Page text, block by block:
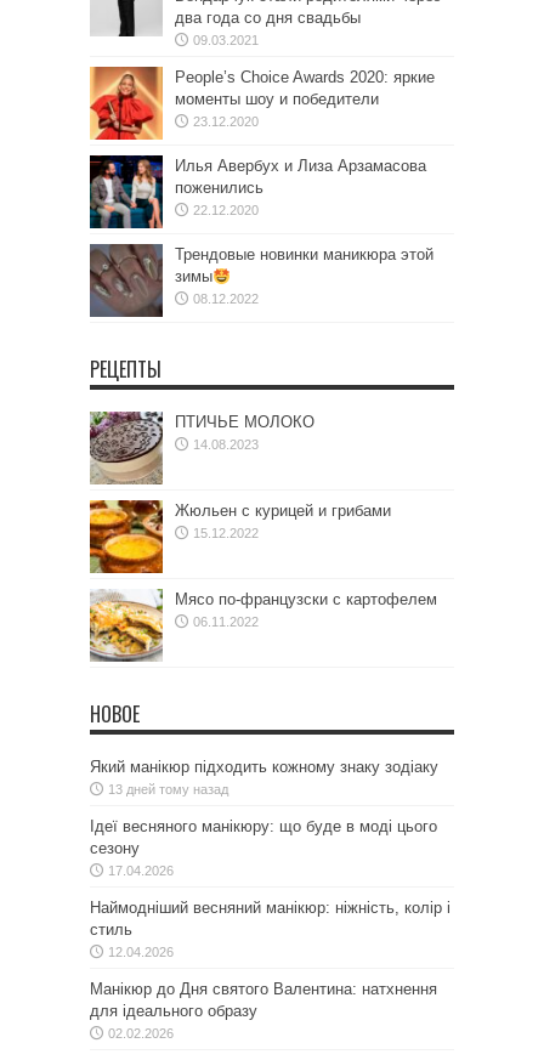
два года со дня свадьбы
09.03.2021
People’s Choice Awards 2020: яркие
моменты шоу и победители
23.12.2020
Илья Авербух и Лиза Арзамасова
поженились
22.12.2020
Трендовые новинки маникюра этой
зимы
08.12.2022
РЕЦЕПТЫ
ПТИЧЬЕ МОЛОКО
14.08.2023
Жюльен с курицей и грибами
15.12.2022
Мясо по-французски с картофелем
06.11.2022
НОВОЕ
Який манікюр підходить кожному знаку зодіаку
13 дней тому назад
Ідеї весняного манікюру: що буде в моді цього
сезону
17.04.2026
Наймодніший весняний манікюр: ніжність, колір і
стиль
12.04.2026
Манікюр до Дня святого Валентина: натхнення
для ідеального образу
02.02.2026